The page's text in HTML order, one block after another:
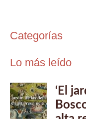
Categorías
Lo más leído